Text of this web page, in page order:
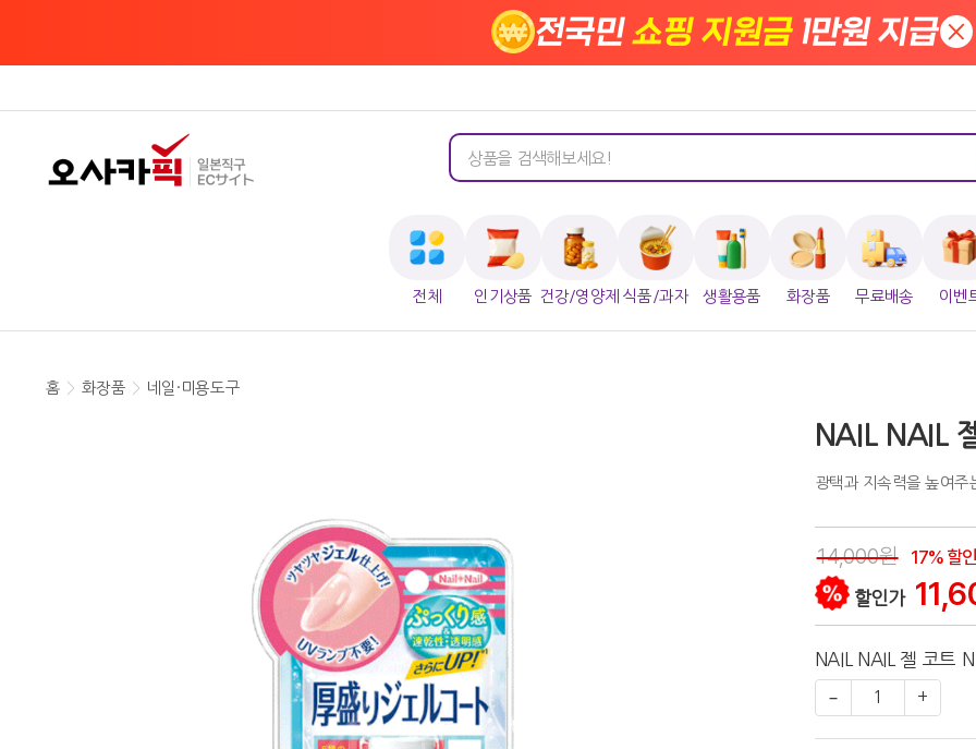
전국민쇼핑 지원금1만원 지급×
전체 인기상품 건강/영양제 식품/과자 생활용품 화장품 무료배송 이벤
홈 > 화장품 > 네일·미용도구
NAIL NAIL
광택과 지속력을 높여주
14,000원 17% 할인
할인가
NAIL NAIL 젤 코트
− 1 +